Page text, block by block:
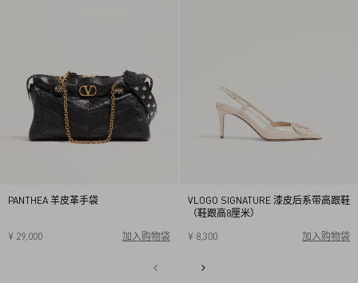
PANTHEA 羊皮革手袋
¥ 29,000 加入购物袋 34
36
39
VLOGO SIGNATURE 漆皮后系带高跟鞋
（鞋跟高8厘米）
¥ 8,300
加入购物袋